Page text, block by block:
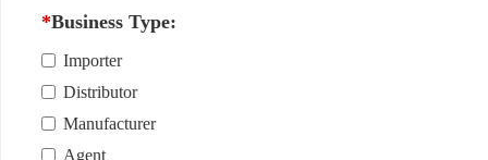
*Business Type:
Importer
Distributor
Manufacturer
Agent